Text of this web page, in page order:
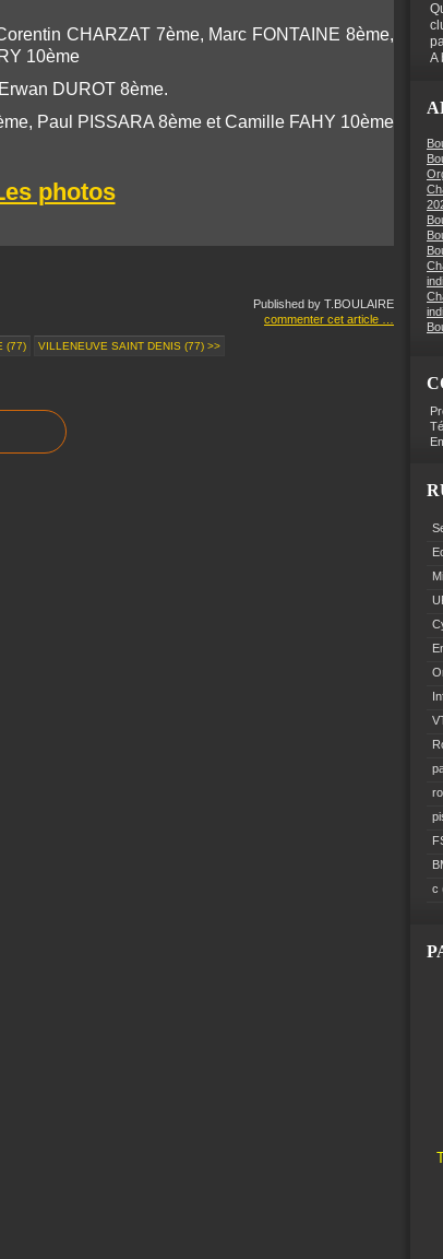
CHARZAT 7ème, Marc FONTAINE 8ème,
10ème
DUROT 8ème.
Paul PISSARA 8ème et Camille FAHY 10ème
photos
Published by T.BOULAIRE
commenter cet article
(77) VILLENEUVE SAINT DENIS (77) >>
A
c